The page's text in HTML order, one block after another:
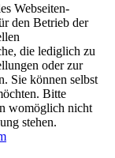
Webseiten-
den Betrieb der
die lediglich zu
oder zur
Sie können selbst
Bitte
womöglich nicht
stehen.